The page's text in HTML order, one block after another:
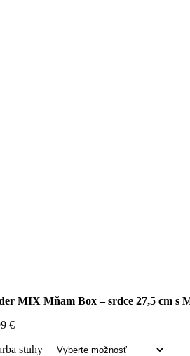
MIX Mňam Box – srdce 27,5 cm s
€
stuhy